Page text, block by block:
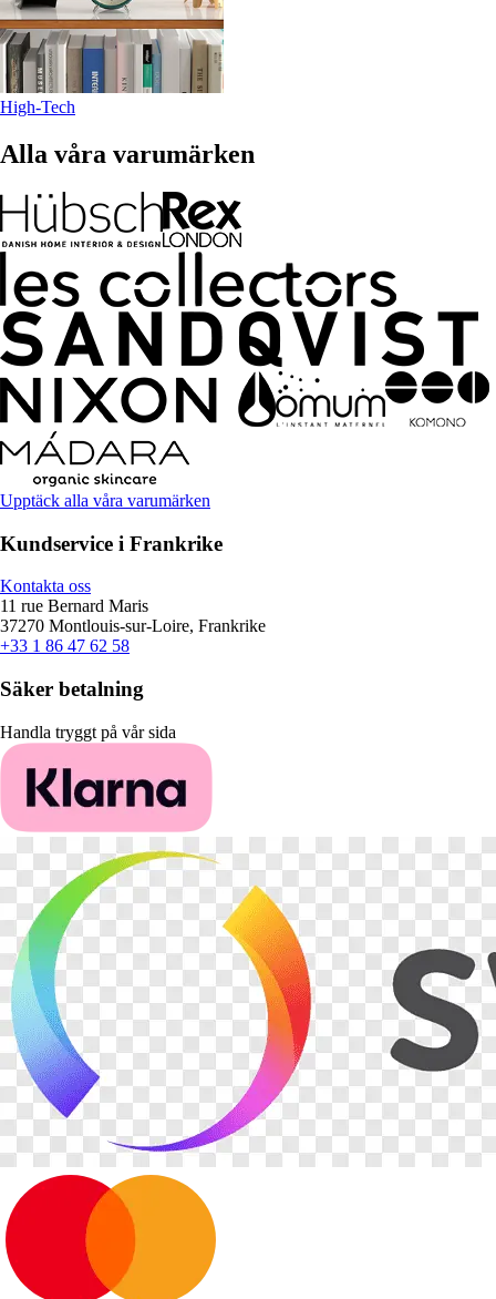
High-Tech
Alla våra varumärken
Upptäck alla våra varumärken
Kundservice i Frankrike
Kontakta oss
11 rue Bernard Maris
37270 Montlouis-sur-Loire, Frankrike
+33 1 86 47 62 58
Säker betalning
Handla tryggt på vår sida